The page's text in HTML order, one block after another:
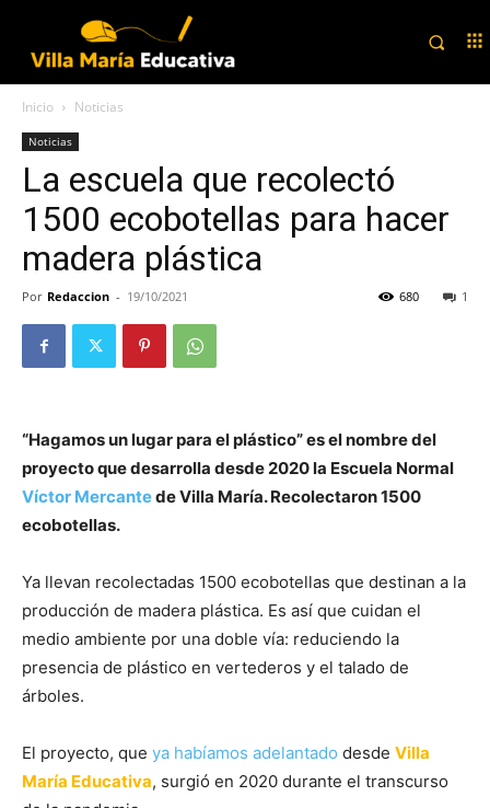
Inicio Noticias
Noticias
La escuela que recolectó
1500 ecobotellas para hacer
madera plástica
Por Redaccion - 19/10/2021 1
680
“Hagamos un lugar para el plástico” es el nombre del
proyecto que desarrolla desde 2020 la Escuela Normal
Víctor Mercantede Villa María. Recolectaron 1500
ecobotellas.
Ya llevan recolectadas 1500 ecobotellas que destinan a la
producción de madera plástica. Es así que cuidan el
medio ambiente por una doble vía: reduciendo la
presencia de plástico en vertederos y el talado de
árboles.
El proyecto, que ya habíamos adelantado desde Villa
María Educativa, surgió en 2020 durante el transcurso